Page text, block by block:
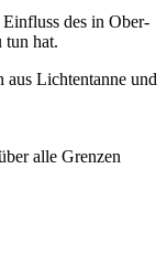
des in Ober-
tun hat.
aus Lichtentanne und
alle Grenzen